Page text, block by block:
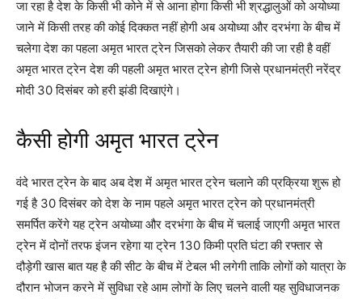
जा रहा है देश के किसी भी कोने में से आना होगा किसी भी श्रद्धालुओं को अयोध्या
जाने में किसी तरह की कोई दिक्कत नहीं होगी अब अयोध्या और दरभंगा के बीच में
चलेगा देश का पहला अमृत भारत ट्रेन जिसको लेकर तैयारी की जा रही है वहीं
अमृत भारत ट्रेन देश की पहली अमृत भारत ट्रेन होगी जिसे प्रधानमंत्री नरेंद्र
मोदी 30 दिसंबर को हरी झंडी दिखाएंगे।
कैसी होगी अमृत भारत ट्रेन
वंदे भारत ट्रेन के बाद अब देश में अमृत भारत ट्रेन चलाने की प्रक्रिया शुरू हो
गई है 30 दिसंबर को देश के नाम पहले अमृत भारत ट्रेन को प्रधानमंत्री
समर्पित करेंगे यह ट्रेन अयोध्या और दरभंगा के बीच में चलाई जाएगी अमृत भारत
ट्रेन में दोनों तरफ इंजन रहेगा या ट्रेन 130 किमी प्रति घंटा की रफ्तार से
दौड़ेगी खास बात यह है की सीट के बीच में टेबल भी लगेगी ताकि लोगों को यात्रा के
दौरान भोजन करने में सुविधा रहे आम लोगों के लिए चलने वाली यह सुविधाजनक